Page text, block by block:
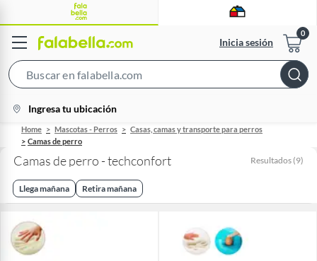
Inicia sesión
Bar
location-
icon
Ingresa tu ubicación
Home Mascotas - Perros
Casas, camas y transporte para perros
Camas de perro
Camas de perro - techconfort Resultados (9)
Llega mañana Retira mañana